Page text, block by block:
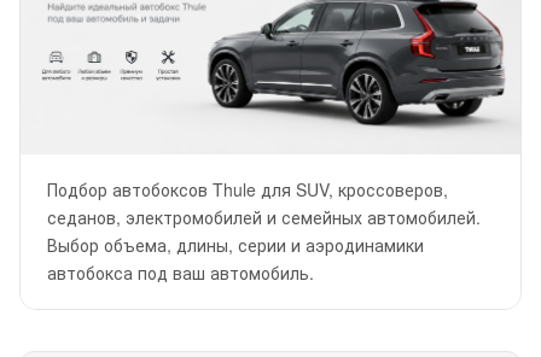
Подбор автобоксов Thule для SUV, кроссоверов,
седанов, электромобилей и семейных автомобилей.
Выбор объема, длины, серии и аэродинамики
автобокса под ваш автомобиль.